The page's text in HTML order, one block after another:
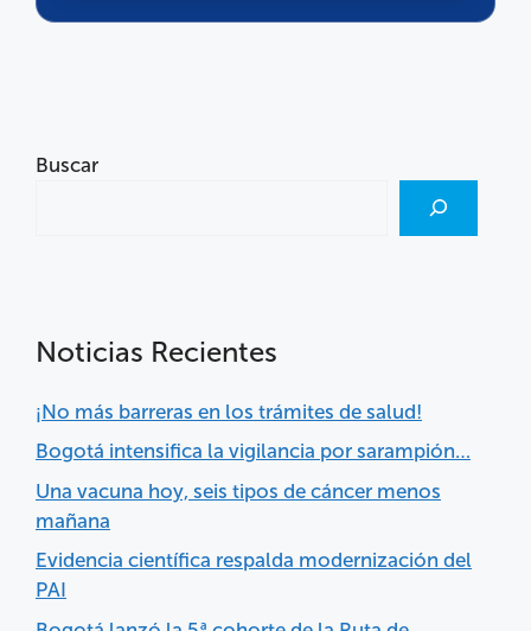
Buscar
Noticias Recientes
¡No más barreras en los trámites de salud!
Bogotá intensifica la vigilancia por sarampión…
Una vacuna hoy, seis tipos de cáncer menos
mañana
Evidencia científica respalda modernización del
PAI